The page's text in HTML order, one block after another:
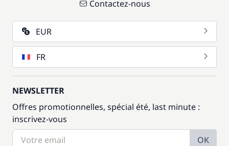
Contactez-nous
EUR
FR
NEWSLETTER
Offres promotionnelles, spécial été, last minute :
inscrivez-vous
OK